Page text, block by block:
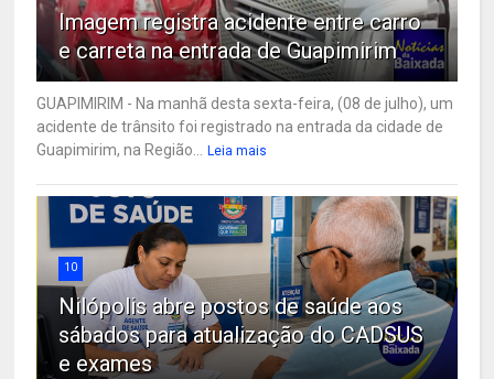
Imagem registra acidente entre carro
e carreta na entrada de Guapimirim
GUAPIMIRIM - Na manhã desta sexta-feira, (08 de julho), um
acidente de trânsito foi registrado na entrada da cidade de
Guapimirim, na Região...
Leia mais
10
Nilópolis abre postos de saúde aos
sábados para atualização do CADSUS
e exames